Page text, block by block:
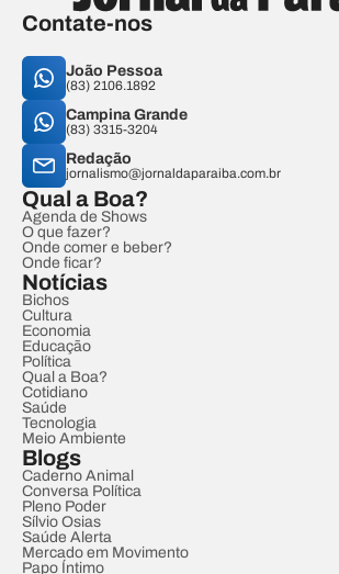
Contate-nos
João Pessoa
(83) 2106.1892
Campina Grande
(83) 3315-3204
Redação
jornalismo@jornaldaparaiba.com.br
Qual a Boa?
Agenda de Shows
O que fazer?
Onde comer e beber?
Onde ficar?
Notícias
Bichos
Cultura
Economia
Educação
Política
Qual a Boa?
Cotidiano
Saúde
Tecnologia
Meio Ambiente
Blogs
Caderno Animal
Conversa Política
Pleno Poder
Sílvio Osias
Saúde Alerta
Mercado em Movimento
Papo Íntimo